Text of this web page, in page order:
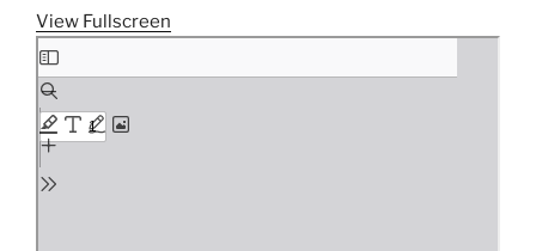
View Fullscreen
Aller
au
contenu
PDF